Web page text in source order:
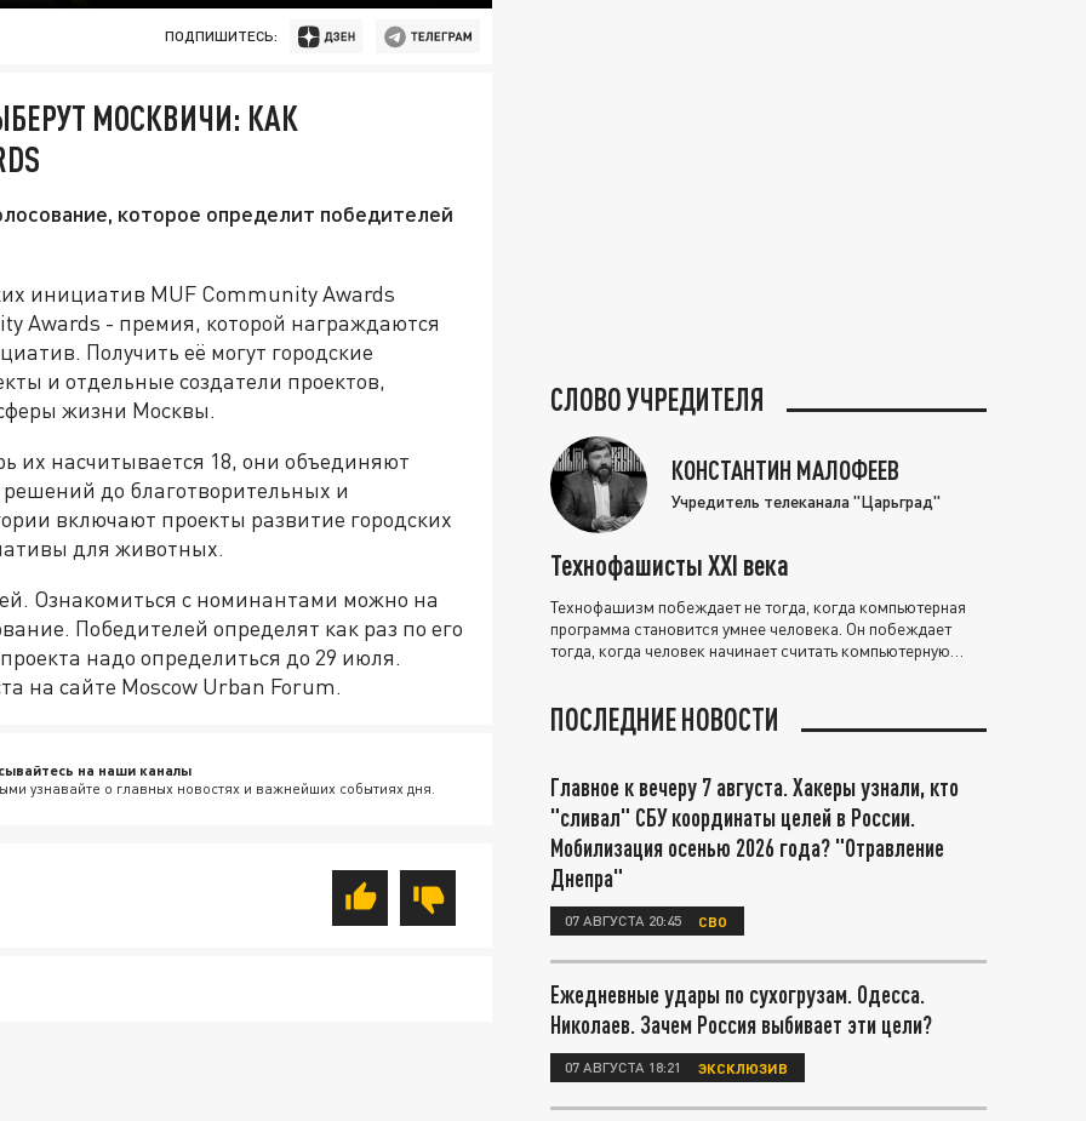
ПОДПИШИТЕСЬ:
МОСКВИЧИ: КАК
которое определит победителей
инициатив MUF Community Awards
Awards - премия, которой награждаются
Получить её могут городские
и отдельные создатели проектов,
жизни Москвы.
их насчитывается 18, они объединяют
до благотворительных и
включают проекты развитие городских
для животных.
Ознакомиться с номинантами можно на
Победителей определят как раз по его
надо определиться до 29 июля.
на сайте Moscow Urban Forum.
на наши каналы
узнавайте о главных новостях и важнейших событиях дня.
СЛОВО УЧРЕДИТЕЛЯ
КОНСТАНТИН МАЛОФЕЕВ
Учредитель телеканала "Царьград"
Технофашисты XXI века
Технофашизм побеждает не тогда, когда компьютерная
программа становится умнее человека. Он побеждает
тогда, когда человек начинает считать компьютерную
ПОСЛЕДНИЕ НОВОСТИ
Главное к вечеру 7 августа. Хакеры узнали, кто
"сливал" СБУ координаты целей в России.
Мобилизация осенью 2026 года? "Отравление
Днепра"
07 АВГУСТА 20:45 СВО
Ежедневные удары по сухогрузам. Одесса.
Николаев. Зачем Россия выбивает эти цели?
07 АВГУСТА 18:21 ЭКСКЛЮЗИВ